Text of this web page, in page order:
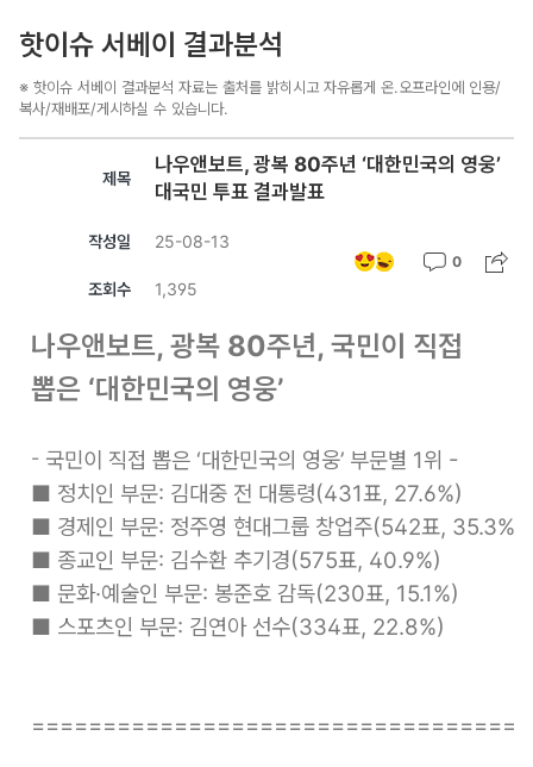
핫이슈 서베이 결과분석
※ 핫이슈 서베이 결과분석 자료는 출처를 밝히시고 자유롭게 온.오프라인에 인용/
복사/재배포/게시하실 수 있습니다.
제목
나우앤보트, 광복 80주년 ‘대한민국의 영웅’
대국민 투표 결과발표
작성일 25-08-13
조회수 1,395
0
나우앤보트, 광복 80주년, 국민이 직접
뽑은 ‘대한민국의 영웅’
- 국민이 직접 뽑은 ‘대한민국의 영웅’ 부문별 1위 -
■
■
■
■ 스포츠인 부문: 김연아 선수(334표, 22.8%)